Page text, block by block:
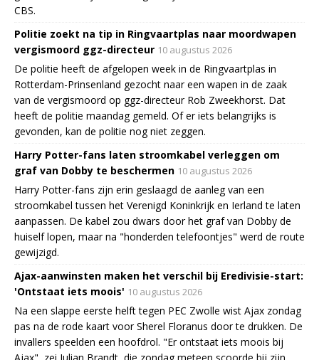
CBS.
Politie zoekt na tip in Ringvaartplas naar moordwapen
vergismoord ggz-directeur 10 augustus 2026
De politie heeft de afgelopen week in de Ringvaartplas in
Rotterdam-Prinsenland gezocht naar een wapen in de zaak
van de vergismoord op ggz-directeur Rob Zweekhorst. Dat
heeft de politie maandag gemeld. Of er iets belangrijks is
gevonden, kan de politie nog niet zeggen.
Harry Potter-fans laten stroomkabel verleggen om
graf van Dobby te beschermen 10 augustus 2026
Harry Potter-fans zijn erin geslaagd de aanleg van een
stroomkabel tussen het Verenigd Koninkrijk en Ierland te laten
aanpassen. De kabel zou dwars door het graf van Dobby de
huiself lopen, maar na "honderden telefoontjes" werd de route
gewijzigd.
Ajax-aanwinsten maken het verschil bij Eredivisie-start:
'Ontstaat iets moois' 10 augustus 2026
Na een slappe eerste helft tegen PEC Zwolle wist Ajax zondag
pas na de rode kaart voor Sherel Floranus door te drukken. De
invallers speelden een hoofdrol. "Er ontstaat iets moois bij